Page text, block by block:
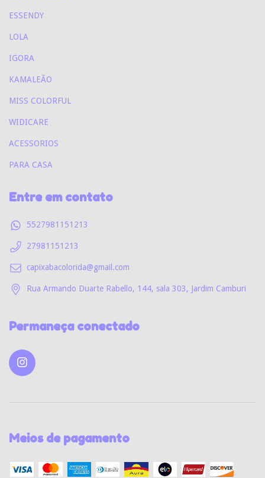
ESSENDY
LOLA
IGORA
KAMALEÃO
MISS COLORFUL
WIDICARE
ACESSORIOS
PARA CASA
Entre em contato
5527981151213
27981151213
capixabacolorida@gmail.com
Rua Armando Duarte Rabello, 144, sala 303, Jardim Camburi
Permaneça conectado
Meios de pagamento